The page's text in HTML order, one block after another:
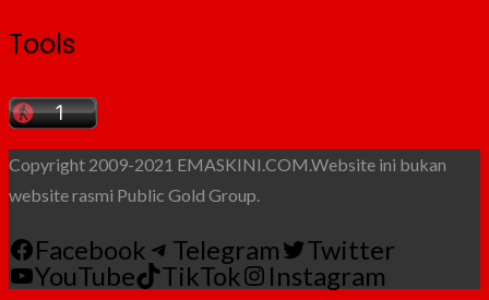
Tools
Copyright 2009-2021 EMASKINI.COM.Website ini bukan
website rasmi Public Gold Group.
Facebook Telegram
Twitter
YouTube
TikTok Instagram